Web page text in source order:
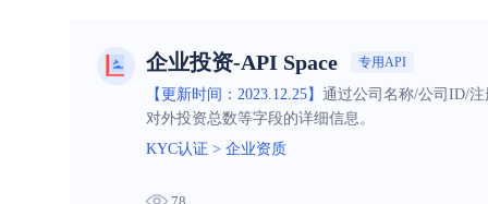
企业投资-API Space 专用API
【更新时间：2023.12.25】 通过公司名称/公司ID/
对外投资总数等字段的详细信息。
KYC认证 > 企业资质